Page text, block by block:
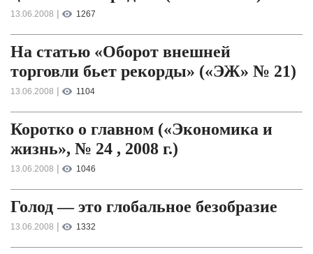
13.06.2008 | 1267
На статью «Оборот внешней
торговли бьет рекорды» («ЭЖ» № 21)
13.06.2008 | 1104
Коротко о главном («Экономика и
жизнь», № 24 , 2008 г.)
13.06.2008 | 1046
Голод — это глобальное безобразие
13.06.2008 | 1332